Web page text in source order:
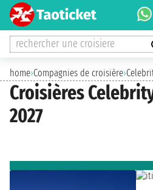
rechercher une croisiere
home›Compagnies de croisière›
Croisières
2027